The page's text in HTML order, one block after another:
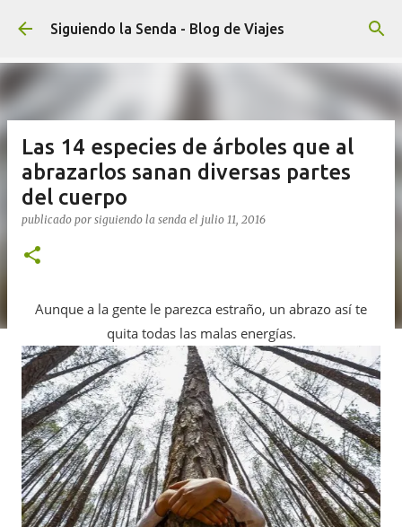
Ir al contenido principal
Siguiendo la Senda - Blog de Viajes
Las 14 especies de árboles que al
abrazarlos sanan diversas partes
del cuerpo
publicado por siguiendo la senda el julio 11, 2016
Aunque a la gente le parezca estraño, un abrazo así te
quita todas las malas energías.